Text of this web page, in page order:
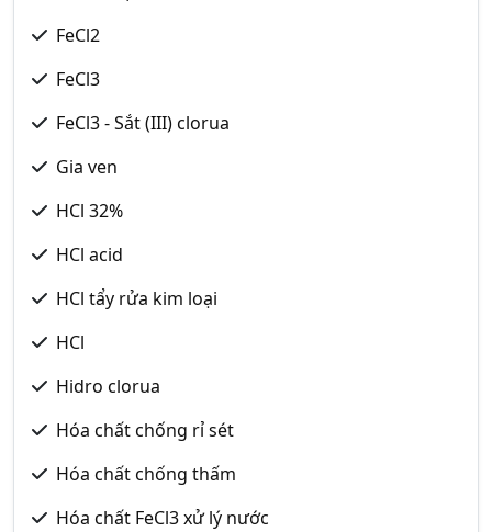
FeCl2
FeCl3
FeCl3 - Sắt (III) clorua
Gia ven
HCl 32%
HCl acid
HCl tẩy rửa kim loại
HCl
Hidro clorua
Hóa chất chống rỉ sét
Hóa chất chống thấm
Hóa chất FeCl3 xử lý nước